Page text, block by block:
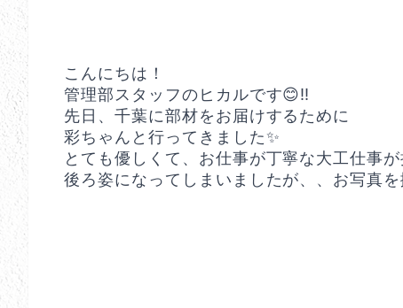
こんにちは！
管理部スタッフのヒカルです😊‼️
先日、千葉に部材をお届けするために
彩ちゃんと行ってきました✨
とても優しくて、お仕事が丁寧な大工仕事
後ろ姿になってしまいましたが、、お写真を